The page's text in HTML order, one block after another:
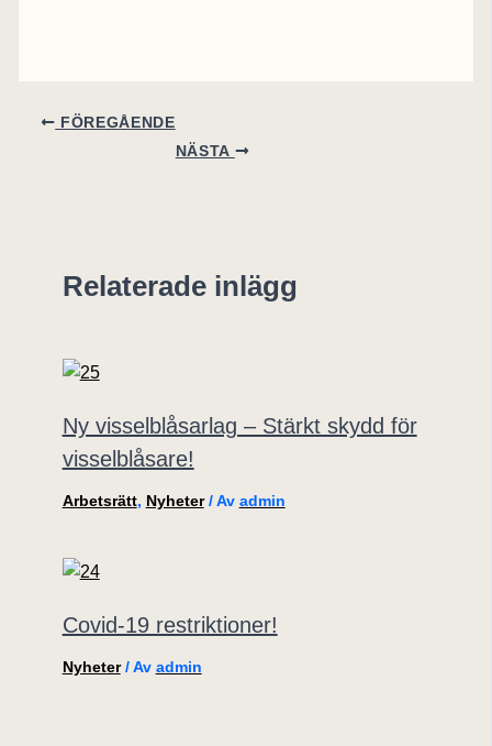
FÖREGÅENDE
NÄSTA
Relaterade inlägg
Ny visselblåsarlag – Stärkt skydd för
visselblåsare!
Arbetsrätt, Nyheter/ Av admin
Covid-19 restriktioner!
Nyheter/ Av admin